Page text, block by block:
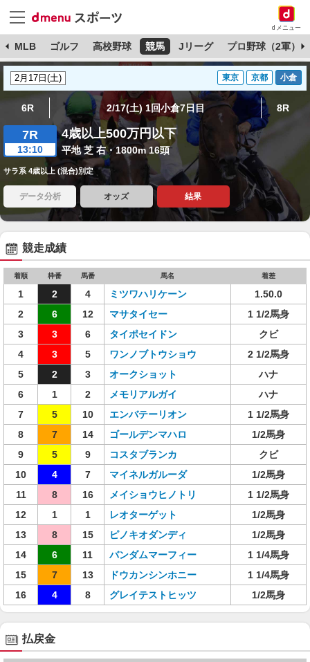
dメニュー
MLB ゴルフ 高校野球 競馬 Jリーグ プロ野球（2軍）
東京 京都 小倉
6R 2/17(土) 1回小倉7日目 8R
7R
13:10
4歳以上500万円以下
平地 芝 右・1800m 16頭
サラ系 4歳以上 (混合)別定
データ分析 オッズ 結果
競走成績
着順 枠番 馬番 馬名 着差
1 2 4 ミツワハリケーン
1.50.0
2
6 12 マサタイセー
1 1/2馬身
3
3 6 タイポセイドン
クビ
4
3 5 ワンノブトウショウ
2 1/2馬身
5
2 3 オークショット
ハナ
6
1 2 メモリアルガイ
ハナ
7
5 10 エンバテーリオン
1 1/2馬身
8
7 14 ゴールデンマハロ
1/2馬身
9
5 9 コスタブランカ
クビ
10
4 7 マイネルガルーダ
1/2馬身
11
8 16 メイショウヒノトリ
1 1/2馬身
12
1 1 レオターゲット
1/2馬身
13
8 15 ピノキオダンディ
1/2馬身
14
6 11 バンダムマーフィー
1 1/4馬身
15
7 13 ドウカンシンホニー
1 1/4馬身
16
4 8 グレイテストヒッツ 1/2馬身
払戻金